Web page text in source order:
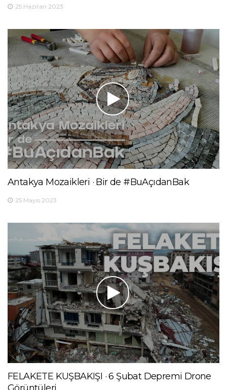
25 Haziran 2023
Antakya Mozaikleri · Bir de #BuAçıdanBak
25 Mayıs 2023
FELAKETE KUŞBAKIŞI · 6 Şubat Depremi Drone
Görüntüleri